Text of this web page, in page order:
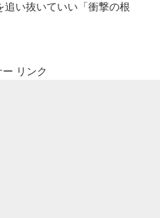
追い抜いていい「衝撃の根
ー リンク